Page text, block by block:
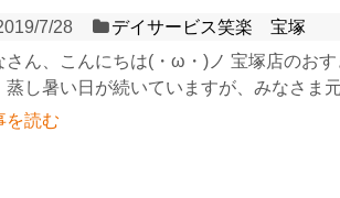
7/28
デイサービス笑楽 宝塚
さん、こんにちは(・ω・)ノ 宝塚店のお
し暑い日が続いていますが、みなさま
を読む